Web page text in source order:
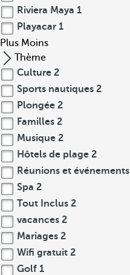
Riviera Maya 1
Playacar 1
Plus Moins
Thème
Culture 2
Sports nautiques 2
Plongée 2
Familles 2
Musique 2
Hôtels de plage 2
Réunions et événements
Spa 2
Tout Inclus 2
vacances 2
Mariages 2
Wifi gratuit 2
Golf 1